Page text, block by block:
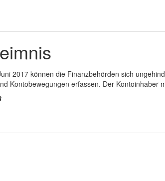
2017 können die Finanzbehörden sich
Kontobewegungen erfassen. Der Kontoinhaber